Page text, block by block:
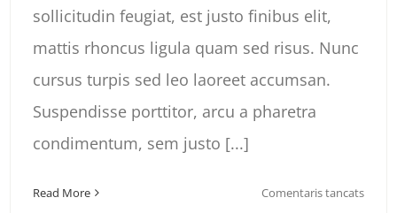
sollicitudin feugiat, est justo finibus elit,
mattis rhoncus ligula quam sed risus. Nunc
cursus turpis sed leo laoreet accumsan.
Suspendisse porttitor, arcu a pharetra
condimentum, sem justo [...]
Read More Comentaris tancatsa